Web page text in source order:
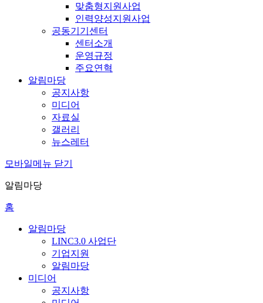
맞춤형지원사업
인력양성지원사업
공동기기센터
센터소개
운영규정
주요연혁
알림마당
공지사항
미디어
자료실
갤러리
뉴스레터
모바일메뉴 닫기
알림마당
홈
알림마당
LINC3.0 사업단
기업지원
알림마당
미디어
공지사항